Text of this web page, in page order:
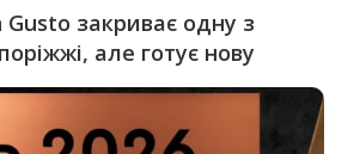
Gusto закриває одну з
але готує нову